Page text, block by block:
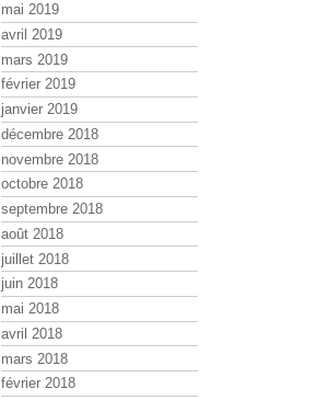
mai 2019
avril 2019
mars 2019
février 2019
janvier 2019
décembre 2018
novembre 2018
octobre 2018
septembre 2018
août 2018
juillet 2018
juin 2018
mai 2018
avril 2018
mars 2018
février 2018